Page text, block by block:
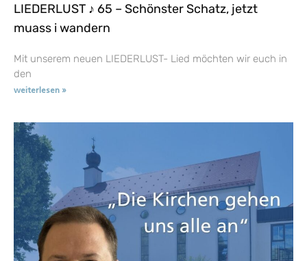
LIEDERLUST ♪ 65 – Schönster Schatz, jetzt
muass i wandern
Mit unserem neuen LIEDERLUST- Lied möchten wir euch in
den
weiterlesen »